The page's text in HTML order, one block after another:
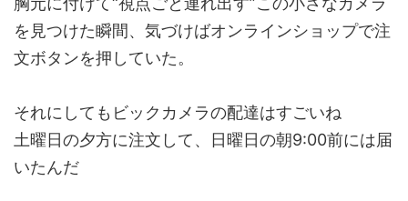
を見つけた瞬間、気づけばオンラインショップで注
文ボタンを押していた。
それにしてもビックカメラの配達はすごいね
土曜日の夕方に注文して、日曜日の朝9:00前には届
いたんだ